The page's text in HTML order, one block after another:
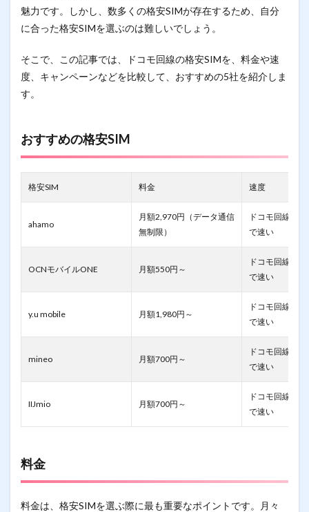
魅力です。しかし、数多くの格安SIMが存在するため、自分
に合った格安SIMを選ぶのは難しいでしょう。
そこで、この記事では、ドコモ回線の格安SIMを、料金や速
度、キャンペーンなどを比較して、おすすめの5社を紹介しま
す。
おすすめの格安SIM
格安SIM 料金 速度
ahamo
月額2,970円（データ通信
無制限）
ドコモ回線そ
で速い
OCNモバイルONE 月額550円～
ドコモ回線そ
で速い
y.u mobile 月額1,980円～
ドコモ回線そ
で速い
mineo 月額700円～
ドコモ回線そ
で速い
IIJmio 月額700円～
ドコモ回線そ
で速い
料金
料金は、格安SIMを選ぶ際に最も重要なポイントです。月々